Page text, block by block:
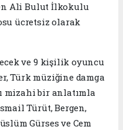
Ali Bulut İlkokulu
ücretsiz olarak
ve 9 kişilik oyuncu
Türk müziğine damga
mizahi bir anlatımla
Türüt, Bergen,
Gürses ve Cem